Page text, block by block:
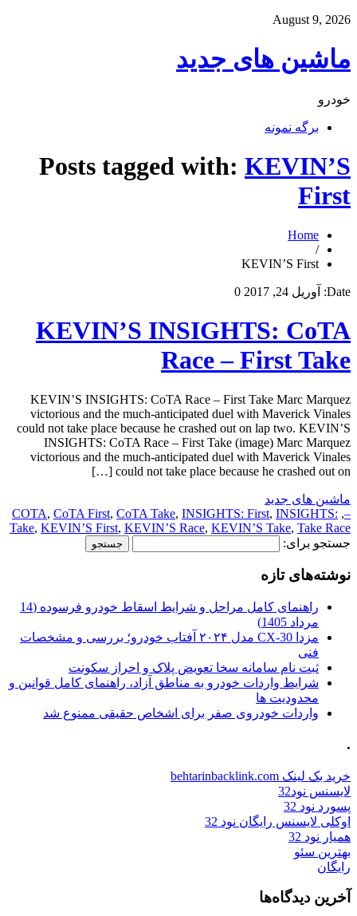
August 9, 2026
ماشین های جدید
خودرو
برگه نمونه
Posts tagged with: KEVIN’S
First
Home
/
KEVIN’S First
Date: آوریل 24, 2017 0
KEVIN’S INSIGHTS: CoTA
Race – First Take
KEVIN’S INSIGHTS: CoTA Race – First Take Marc Marquez
victorious and the much-anticipated duel with Maverick Vinales
could not take place because he crashed out on lap two. KEVIN’S
INSIGHTS: CoTA Race – First Take (image) Marc Marquez
victorious and the much-anticipated duel with Maverick Vinales
could not take place because he crashed out on […]
ماشین های جدید
–
,
COTA, CoTA First, CoTA Take, INSIGHTS: First, INSIGHTS:
Take, KEVIN’S First, KEVIN’S Race, KEVIN’S Take, Take Race
جستجو برای:
نوشته‌های تازه
راهنمای کامل مراحل و شرایط اسقاط خودرو فرسوده (14
مرداد 1405)
مزدا CX-30 مدل ۲۰۲۴ آفتاب خودرو؛ بررسی و مشخصات
فنی
ثبت نام سامانه سخا تعویض پلاک و احراز سکونت
شرایط واردات خودرو به مناطق آزاد، راهنمای کامل قوانین و
محدودیت ها
واردات خودروی صفر برای اشخاص حقیقی ممنوع شد
.
خرید بک لینک behtarinbacklink.com
لایسنس نود32
پسورد نود 32
اوکلی لایسنس رایگان نود 32
همیار نود 32
بهترین سئو
رایگان
آخرین دیدگاه‌ها